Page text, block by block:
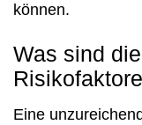
können.
Was sind
Eine